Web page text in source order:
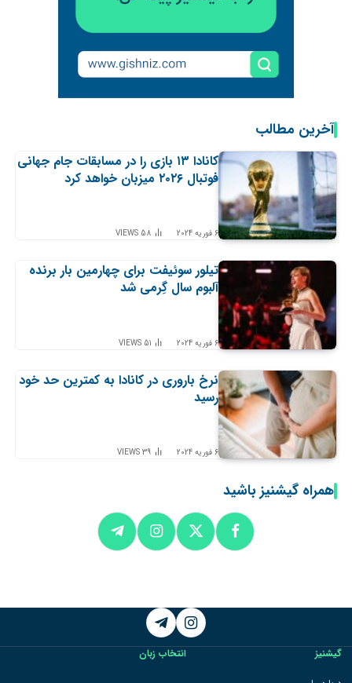
آخرین مطالب
کانادا ۱۳ بازی را در مسابقات جام جهانی
فوتبال ۲۰۲۶ میزبان خواهد کرد
6 فوریه 2024 58
VIEWS
تیلور سوئیفت برای چهارمین بار برنده
آلبوم سال گِرمی شد
6 فوریه 2024 51
VIEWS
نرخ باروری در کانادا به کمترین حد خود
رسید
6 فوریه 2024 39
VIEWS
همراه گیشنیز باشید
Instagram
Telegram
گیشنیز
انتخاب زبان